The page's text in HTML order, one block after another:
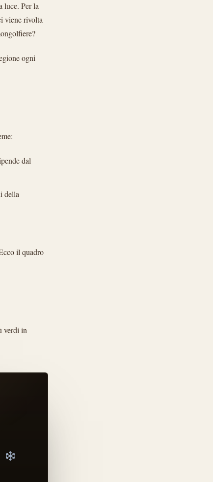
luce. Per la
viene rivolta
ogni
dal
della
il quadro
verdi in